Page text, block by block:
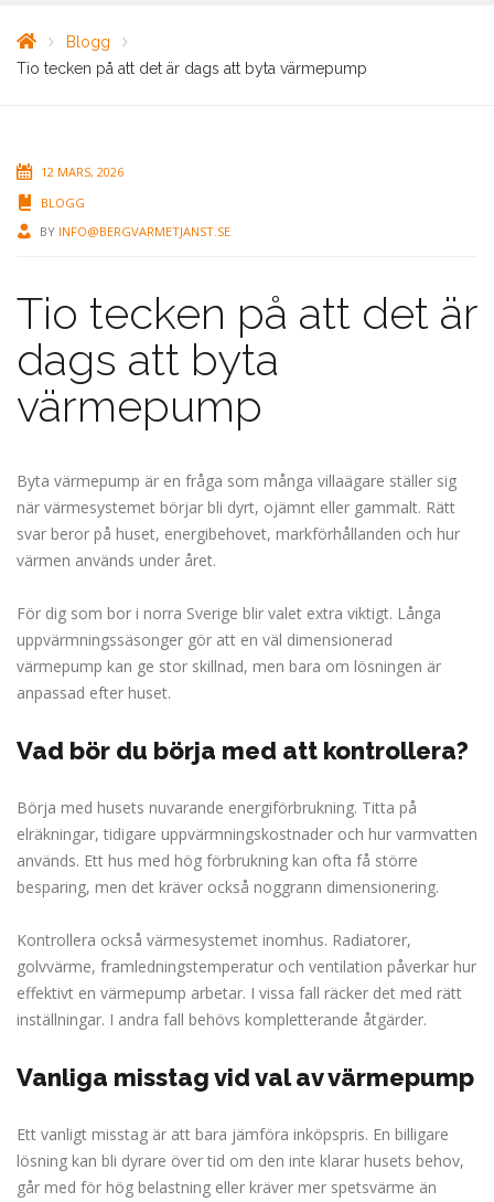
Blogg
Tio tecken på att det är dags att byta värmepump
12 MARS, 2026
BLOGG
BY INFO@BERGVARMETJANST.SE
Tio tecken på att det är
dags att byta
värmepump
Byta värmepump är en fråga som många villaägare ställer sig
när värmesystemet börjar bli dyrt, ojämnt eller gammalt. Rätt
svar beror på huset, energibehovet, markförhållanden och hur
värmen används under året.
För dig som bor i norra Sverige blir valet extra viktigt. Långa
uppvärmningssäsonger gör att en väl dimensionerad
värmepump kan ge stor skillnad, men bara om lösningen är
anpassad efter huset.
Vad bör du börja med att kontrollera?
Börja med husets nuvarande energiförbrukning. Titta på
elräkningar, tidigare uppvärmningskostnader och hur varmvatten
används. Ett hus med hög förbrukning kan ofta få större
besparing, men det kräver också noggrann dimensionering.
Kontrollera också värmesystemet inomhus. Radiatorer,
golvvärme, framledningstemperatur och ventilation påverkar hur
effektivt en värmepump arbetar. I vissa fall räcker det med rätt
inställningar. I andra fall behövs kompletterande åtgärder.
Vanliga misstag vid val av värmepump
Ett vanligt misstag är att bara jämföra inköpspris. En billigare
lösning kan bli dyrare över tid om den inte klarar husets behov,
går med för hög belastning eller kräver mer spetsvärme än